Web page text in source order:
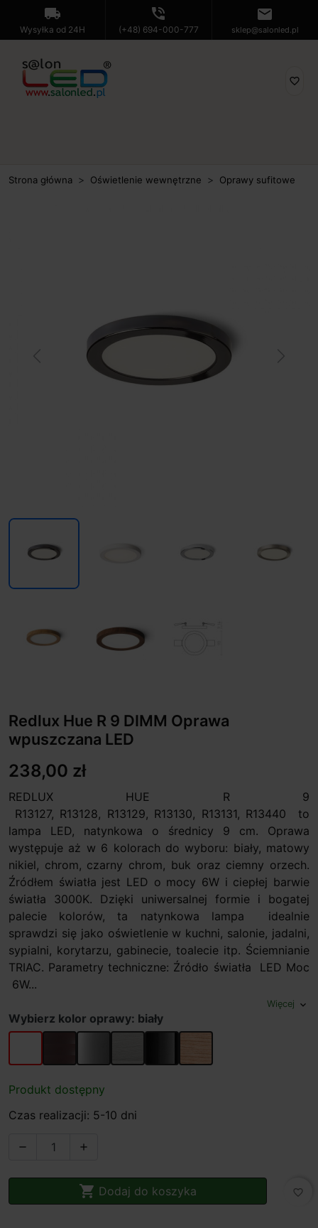
local_shipping
Wysyłka od 24H
phone_in_talk
(+48) 694-000-777
mail
sklep@salonled.pl
favorite_border
Strona główna Oświetlenie wewnętrzne Oprawy sufitowe
Redlux Hue R 9 DIMM Oprawa
wpuszczana LED
238,00 zł
REDLUX HUE R 9
R13127, R13128, R13129, R13130, R13131, R13440 to
lampa LED, natynkowa o średnicy 9 cm. Oprawa
występuje aż w 6 kolorach do wyboru: biały, matowy
nikiel, chrom, czarny chrom, buk oraz ciemny orzech.
Źródłem światła jest LED o mocy 6W i ciepłej barwie
światła 3000K. Dzięki uniwersalnej formie i bogatej
palecie kolorów, ta natynkowa lampa idealnie
sprawdzi się jako oświetlenie w kuchni, salonie, jadalni,
sypialni, korytarzu, gabinecie, toalecie itp. Ściemnianie
TRIAC. Parametry techniczne: Źródło światła LED Moc
6W...
Więcej expand_more
Wybierz kolor oprawy: biały
biały brązowychromnikiel matchrom/czarnyjasne drewno
Produkt dostępny
Czas realizacji: 5-10 dni
 
 Dodaj do koszyka favorite_border